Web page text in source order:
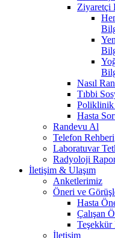
Ziyaretçi
Nasıl
Tıbbi
Poliklinik
Hasta
Randevu Al
Telefon Rehberi
Laboratuvar
Radyoloji
İletişim & Ulaşım
Anketlerimiz
Öneri ve
Hasta
Çalışan
Teşekkür
İletişim